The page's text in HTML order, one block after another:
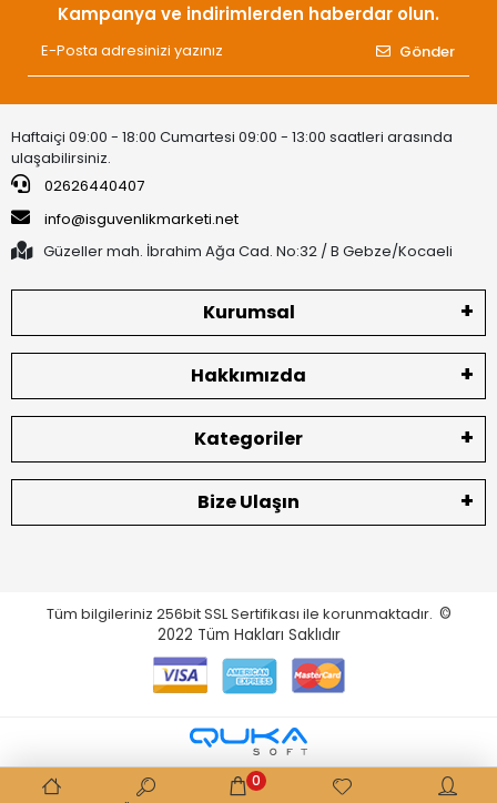
Kampanya ve indirimlerden haberdar olun.
Gönder
Haftaiçi 09:00 - 18:00 Cumartesi 09:00 - 13:00 saatleri arasında
ulaşabilirsiniz.
02626440407
info@isguvenlikmarketi.net
Güzeller mah. İbrahim Ağa Cad. No:32 / B Gebze/Kocaeli
Kurumsal
Hakkımızda
Kategoriler
Bize Ulaşın
Tüm bilgileriniz 256bit SSL Sertifikası ile korunmaktadır. ©
2022 Tüm Hakları Saklıdır
0